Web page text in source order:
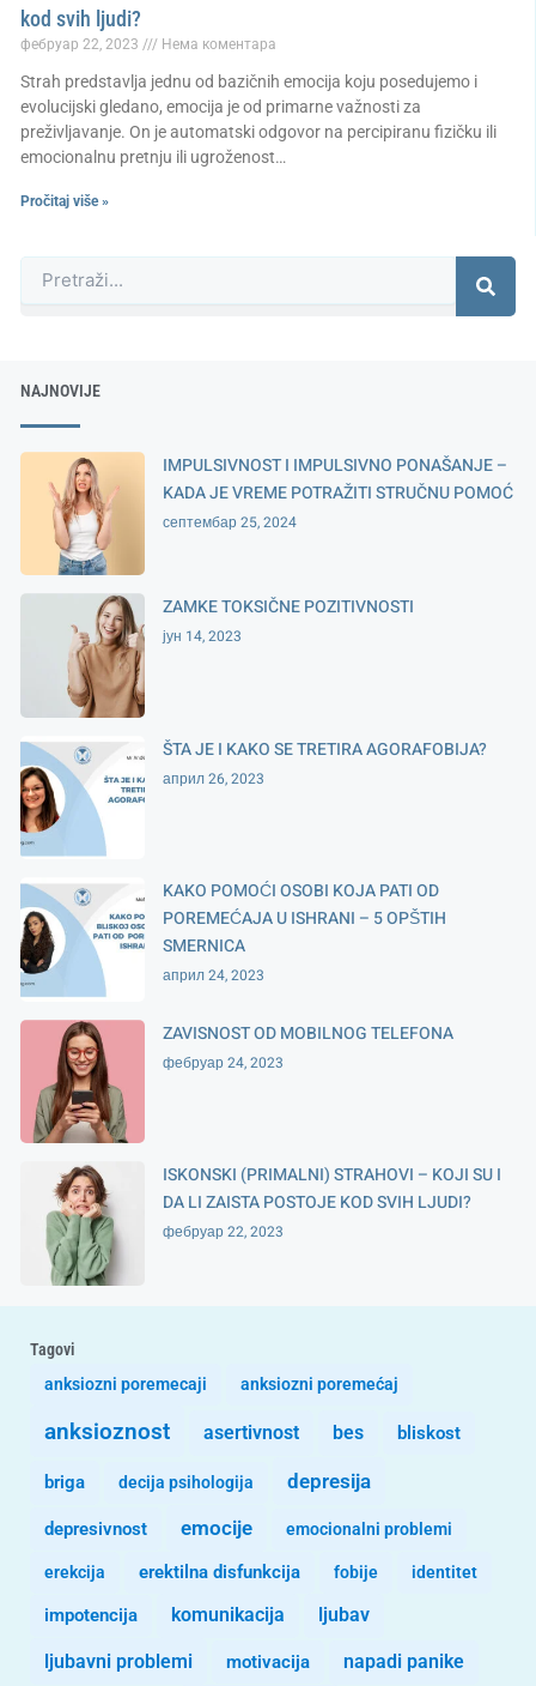
kod svih ljudi?
фебруар 22, 2023 Нема коментара
Strah predstavlja jednu od bazičnih emocija koju posedujemo i
evolucijski gledano, emocija je od primarne važnosti za
preživljavanje. On je automatski odgovor na percipiranu fizičku ili
emocionalnu pretnju ili ugroženost…
Pročitaj više »
NAJNOVIJE
IMPULSIVNOST I IMPULSIVNO PONAŠANJE –
KADA JE VREME POTRAŽITI STRUČNU POMOĆ
септембар 25, 2024
ZAMKE TOKSIČNE POZITIVNOSTI
јун 14, 2023
ŠTA JE I KAKO SE TRETIRA AGORAFOBIJA?
април 26, 2023
KAKO POMOĆI OSOBI KOJA PATI OD
POREMEĆAJA U ISHRANI – 5 OPŠTIH
SMERNICA
април 24, 2023
ZAVISNOST OD MOBILNOG TELEFONA
фебруар 24, 2023
ISKONSKI (PRIMALNI) STRAHOVI – KOJI SU I
DA LI ZAISTA POSTOJE KOD SVIH LJUDI?
фебруар 22, 2023
Tagovi
anksiozni poremecaji
anksiozni poremećaj
anksioznost asertivnost bes bliskost
briga decija psihologija depresija
depresivnost emocije emocionalni problemi
erekcija erektilna disfunkcija fobije identitet
impotencija komunikacija ljubav
ljubavni problemi motivacija napadi panike